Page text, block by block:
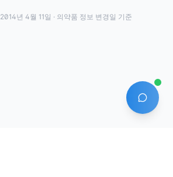
AI 에이
2014년 4월 11일 · 의약품 정보 변경일 기준